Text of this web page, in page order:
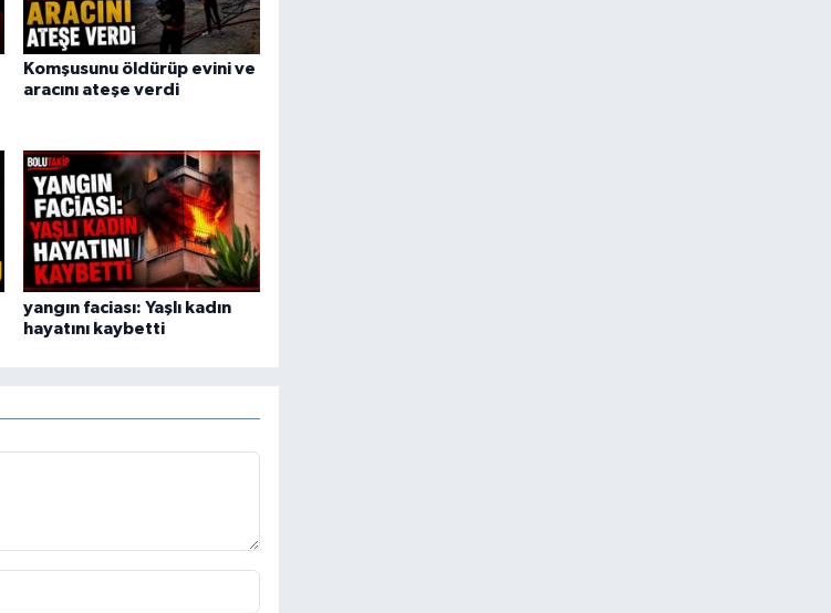
Komşusunu öldürüp evini ve
aracını ateşe verdi
yangın faciası: Yaşlı kadın
hayatını kaybetti